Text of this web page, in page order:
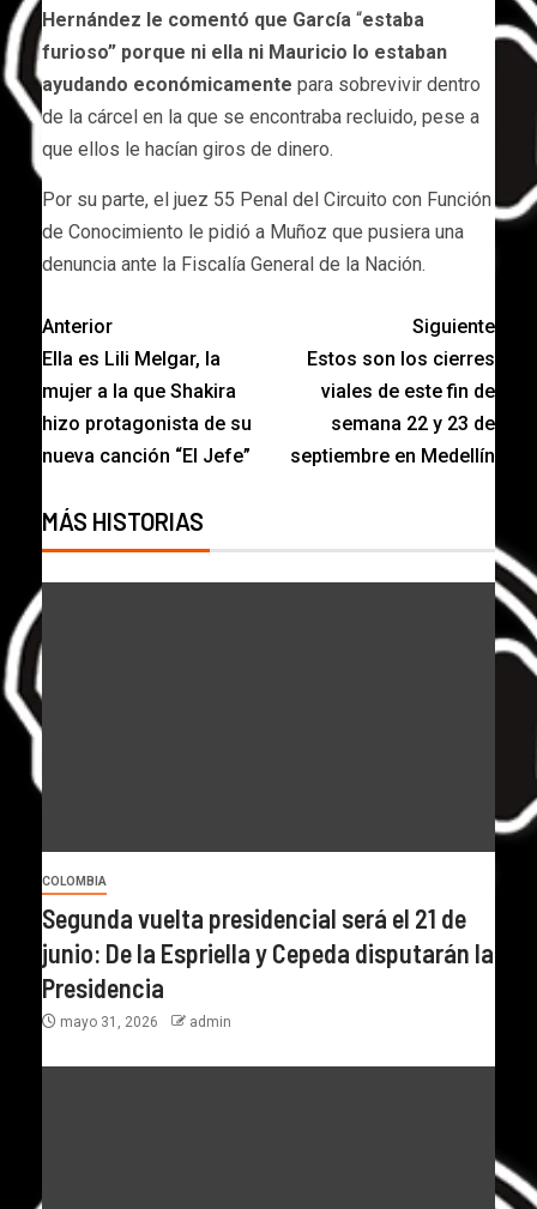
Hernández le comentó que García “estaba
furioso” porque ni ella ni Mauricio lo estaban
ayudando económicamente para sobrevivir dentro
de la cárcel en la que se encontraba recluido, pese a
que ellos le hacían giros de dinero.
Por su parte, el juez 55 Penal del Circuito con Función
de Conocimiento le pidió a Muñoz que pusiera una
denuncia ante la Fiscalía General de la Nación.
Anterior
Ella es Lili Melgar, la
mujer a la que Shakira
hizo protagonista de su
nueva canción “El Jefe”
Siguiente
Estos son los cierres
viales de este fin de
semana 22 y 23 de
septiembre en Medellín
MÁS HISTORIAS
COLOMBIA
Segunda vuelta presidencial será el 21 de
junio: De la Espriella y Cepeda disputarán la
Presidencia
mayo 31, 2026 admin